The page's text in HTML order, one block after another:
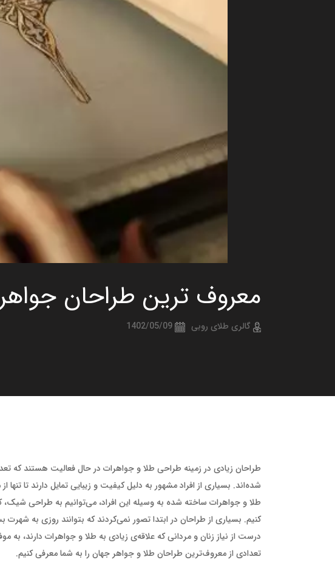
معروف ترین طراحان
گالری طلای روبی
طراحان زیادی در زمینه طراحی طلا و جواهرات در حال فعالیت هستند که
شده‌اند. بسیاری از افراد مشهور به دلیل کیفیت و زیبایی تمایل دارند تا
طلا و جواهرات ساخته شده به وسیله این افراد، می‌توانیم به طراحی
کنیم. بسیاری از طراحان در ابتدا تصور نمی‌کردند که بتوانند روزی به
درست از نیاز زنان و مردانی که علاقه‌ی زیادی به طلا و جواهرات دارند، به
تعدادی از معروف‌ترین طراحان طلا و جواهر جهان را به شما معرفی کنیم.